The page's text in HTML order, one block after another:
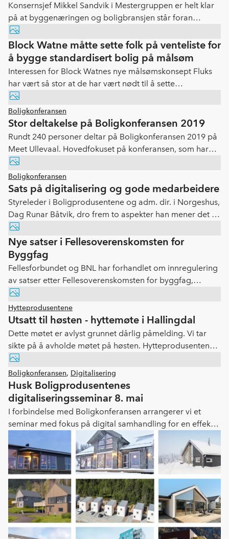
Konsernsjef Mikkel Sandvik i Mestergruppen er helt klar
på at byggenæringen og boligbransjen står foran
enorme endringer i tiden fremover.
Block Watne måtte sette folk på venteliste for
å bygge standardisert bolig på målsøm
Interessen for Block Watnes nye målsømskonsept Fluks
har vært så stor at de har vært nødt til å sette
boligbyggere på venteliste.
Boligkonferansen
Stor deltakelse på Boligkonferansen 2019
Rundt 240 personer deltar på Boligkonferansen 2019 på
Meet Ullevaal. Hovedfokuset på konferansen, som har
fått navnet «En verdikjede i endring» - og arrangementet
tar for seg et norsk boligmarked og norsk boligpolitikk i
en verden i endring.
Boligkonferansen
Sats på digitalisering og gode medarbeidere
Styreleder i Boligprodusentene og adm. dir. i Norgeshus,
Dag Runar Båtvik, dro frem to aspekter han mener det er
avgjørende å få på plass om man skal lykkes i tiden
fremover - og det er å bli med på digitaliseringen - og å
sikre seg de riktige medarbeiderne.
Nye satser i Fellesoverenskomsten for
Byggfag
Fellesforbundet og BNL har forhandlet om innregulering
av satser etter Fellesoverenskomsten for byggfag,
gjeldende fra 1. april 2019. Årets oppgjør gir et generelt
tillegg på 2,50 kr per time.
Hytteprodusentene
Utsatt til høsten - hyttemøte i Hallingdal
Dette møtet er avlyst grunnet dårlig påmelding. Vi tar
sikte på å avholde møtet på høsten. Hytteprodusentene
og Norsk Kommunalteknisk Forening arrangerer et
dialogmøte mellom bransjen og hyttekommuner i
Hallingdal
Boligkonferansen, Digitalisering
Husk Boligprodusentenes
digitaliseringsseminar 8. mai
I forbindelse med Boligkonferansen arrangerer vi et
seminar med fokus på digital samhandling for en effektiv
og lønnsom verdikjede. Seminaret er åpent for alle og
vil gi et innblikk i status på digitalisering blant sentrale
aktører i bransjen.